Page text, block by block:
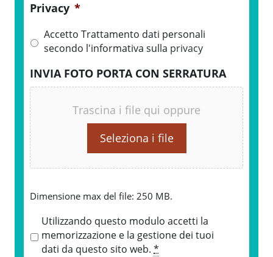
Privacy *
Accetto Trattamento dati personali
secondo l'informativa sulla privacy
INVIA FOTO PORTA CON SERRATURA
Trascina i file qui oppure
Seleziona i file
Dimensione max del file: 250 MB.
r
Utilizzando questo modulo accetti la
memorizzazione e la gestione dei tuoi
dati da questo sito web. *